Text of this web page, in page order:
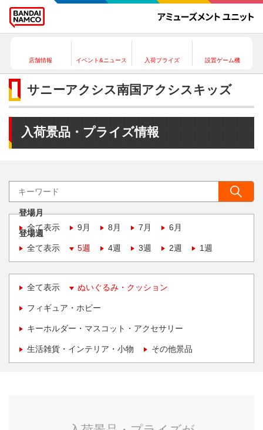
店舗情報 イベント&ニュース 入荷プライズ 設置ゲーム機
サニーアクシス南国アクシスキッズ
入荷景品・プライズ情報
登場月
全て表示
9月 8月 7月 6月
登場週
全て表示
5週 4週 3週 2週 1週
全て表示 ぬいぐるみ・クッション
フィギュア・ホビー
キーホルダー・マスコット・アクセサリー
生活雑貨・インテリア・小物 その他景品